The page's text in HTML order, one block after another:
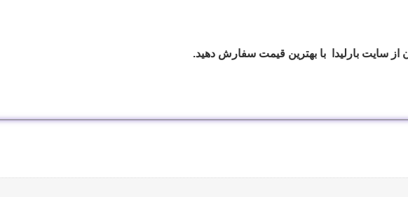
از سایت بارلیدا با بهترین قیمت سفارش دهید.